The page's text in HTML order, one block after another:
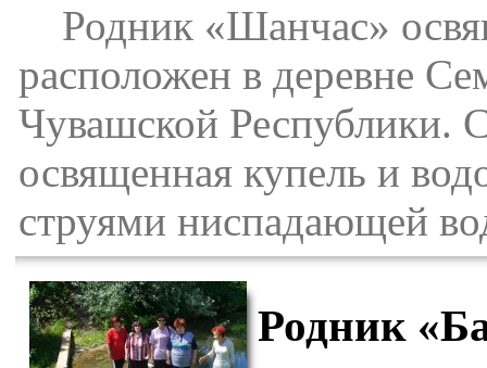
Родник «Шанчас»
расположен в деревне
Чувашской Республики.
освященная купель и
струями ниспадающей
Родник